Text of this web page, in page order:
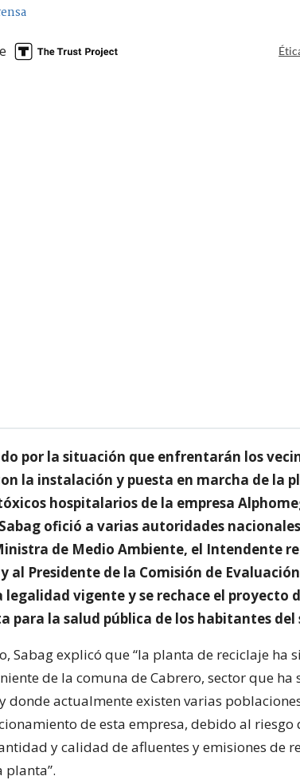
por la situación que enfrentarán los
la instalación y puesta en marcha de la
hospitalarios de la empresa
Sabag ofició a varias autoridades
de Medio Ambiente, el Intendente
al Presidente de la Comisión de
legalidad vigente y se rechace el proyecto
para la salud pública de los habitantes del
Sabag explicó que “la planta de reciclaje ha
de la comuna de Cabrero, sector que ha
donde actualmente existen varias
de esta empresa, debido al
y calidad de afluentes y emisiones de
planta”.